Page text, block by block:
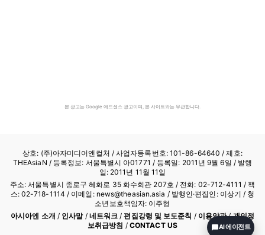
본 광고는 Google 애드센스 광고이며, 본 사이트와는 무관합니다.
상호: (주)아자미디어앤컬처 /사업자등록번호: 101-86-64640 / 제호:
THEAsiaN / 등록정보: 서울특별시 아01771 / 등록일: 2011년 9월 6일 / 발행
일: 2011년 11월 11일
주소: 서울특별시 종로구 혜화로 35 화수회관 207호 / 전화: 02-712-4111 / 팩
스: 02-718-1114 / 이메일: news@theasian.asia / 발행인·편집인: 이상기 / 청
소년보호책임자: 이주형
아시아엔 소개 / 인사말/ 네트워크 /편집강령 및 보도준칙 / 이용약관/개인정
보취급방침 / CONTACT US
AI 에이전트